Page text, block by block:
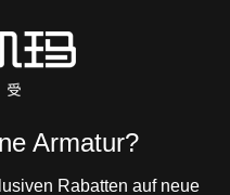
Armatur?
Rabatten auf neue